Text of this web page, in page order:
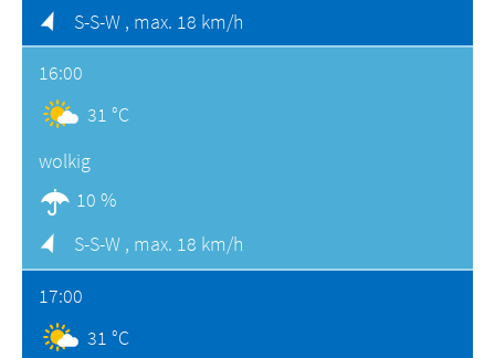
S-S-W , max. 18 km/h
16:00
31 °C
wolkig
10 %
S-S-W , max. 18 km/h
17:00
31 °C